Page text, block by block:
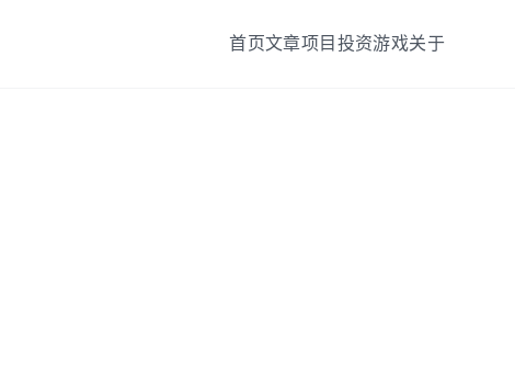
首页文章项目 投资游戏关于